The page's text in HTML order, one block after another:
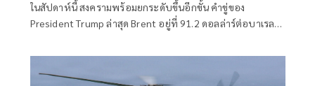
ในสัปดาห์นี้ สงครามพร้อมยกระดับขึ้นอีกขั้น คำขู่ของ
President Trump ล่าสุด Brent อยู่ที่ 91.2 ดอลล่าร์ต่อบาเรล
ของ 2 ฝ่าย